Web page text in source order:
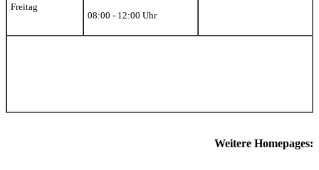
Freitag
08:00 - 12:00 Uhr
Weitere Homepages: